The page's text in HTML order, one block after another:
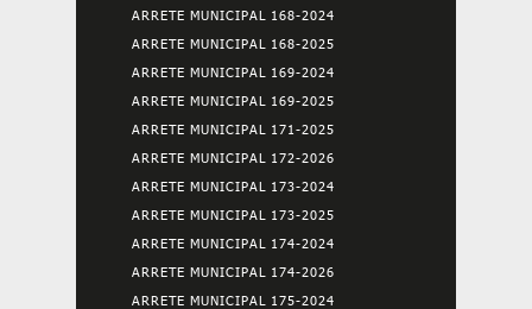
ARRETE MUNICIPAL 168-2024
ARRETE MUNICIPAL 168-2025
ARRETE MUNICIPAL 169-2024
ARRETE MUNICIPAL 169-2025
ARRETE MUNICIPAL 171-2025
ARRETE MUNICIPAL 172-2026
ARRETE MUNICIPAL 173-2024
ARRETE MUNICIPAL 173-2025
ARRETE MUNICIPAL 174-2024
ARRETE MUNICIPAL 174-2026
ARRETE MUNICIPAL 175-2024